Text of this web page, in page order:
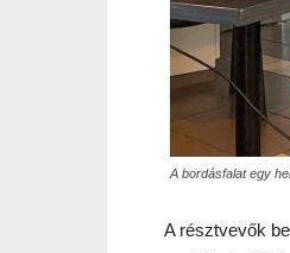
A bordásfalat egy
A résztvevők